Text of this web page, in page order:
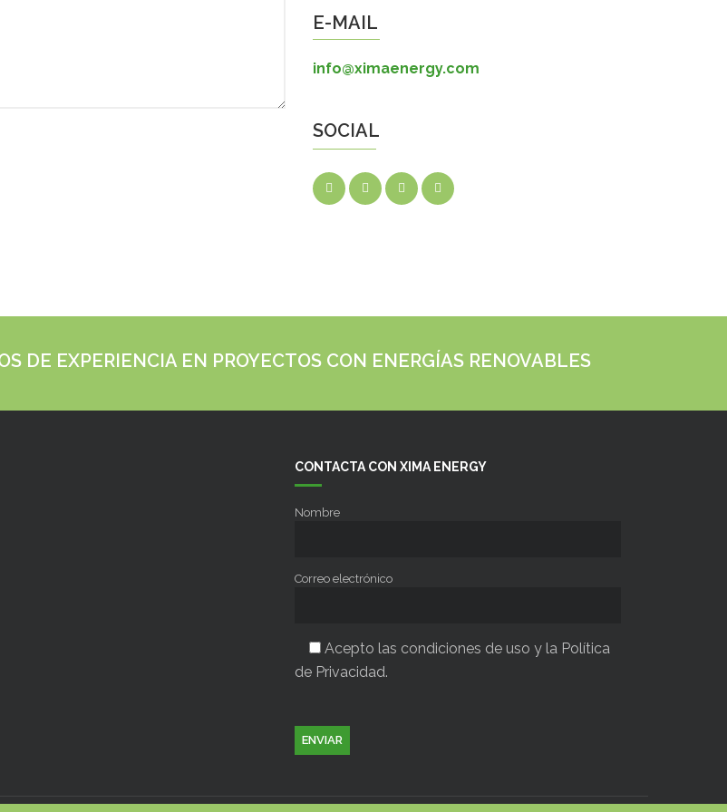
E-MAIL
info@ximaenergy.com
SOCIAL
DE EXPERIENCIA EN PROYECTOS CON ENERGÍAS RENOVABLES
CONTACTA CON XIMA ENERGY
Nombre
Correo electrónico
Acepto las condiciones de uso y la Política
de Privacidad.